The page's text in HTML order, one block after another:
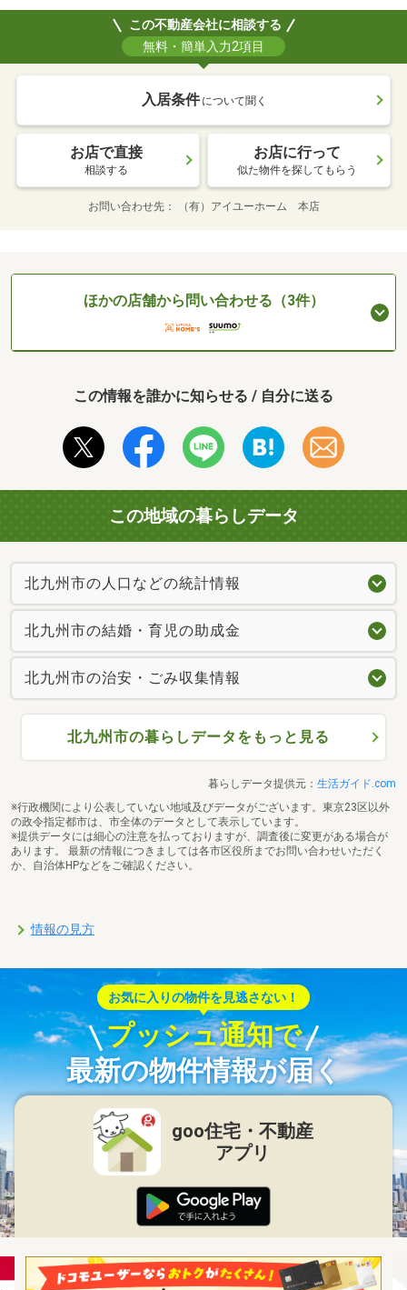
この不動産会社に相談する
無料・簡単入力2項目
入居条件 について聞く
お店で直接
相談する
お店に行って
似た物件を探してもらう
お問い合わせ先 （有）アイユーホーム 本店
ほかの店舗から問い合わせる（3件）
この情報を誰かに知らせる / 自分に送る
この地域の暮らしデータ
北九州市の人口などの統計情報
北九州市の結婚・育児の助成金
北九州市の治安・ごみ収集情報
北九州市の暮らしデータをもっと見る
暮らしデータ提供元： 生活ガイド.com
※行政機関により公表していない地域及びデータがございます。東京23区以外
の政令指定都市は、市全体のデータとして表示しています。
※提供データには細心の注意を払っておりますが、調査後に変更がある場合が
あります。 最新の情報につきましては各市区役所までお問い合わせいただく
か、自治体HPなどをご確認ください。
情報の見方
お気に入りの物件を見逃さない！
プッシュ通知で
最新の物件情報が届く
goo住宅・不動産
アプリ